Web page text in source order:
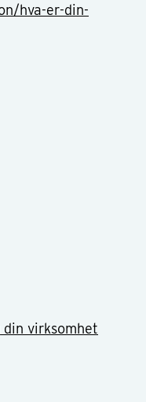
hva-er-din-
din virksomhet